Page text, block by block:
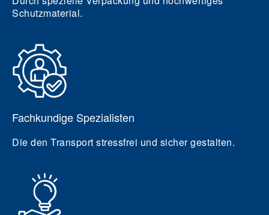
Schutzmaterial.
Fachkundige Spezialisten
Die den Transport stressfrei und sicher gestalten.